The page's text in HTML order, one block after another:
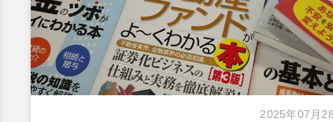
2025年07月